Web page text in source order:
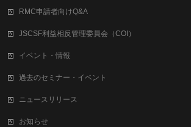
RMC申請者向けQ&A
JSCSF利益相反管理委員会（COI）
イベント・情報
過去のセミナー・イベント
ニュースリリース
お知らせ